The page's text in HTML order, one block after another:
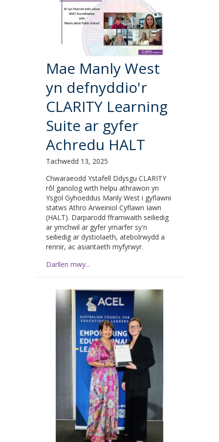
Mae Manly West
yn defnyddio'r
CLARITY Learning
Suite ar gyfer
Achredu HALT
Tachwedd 13, 2025
Chwaraeodd Ystafell Ddysgu CLARITY
rôl ganolog wrth helpu athrawon yn
Ysgol Gyhoeddus Manly West i gyflawni
statws Athro Arweiniol Cyflawn Iawn
(HALT). Darparodd fframwaith seiliedig
ar ymchwil ar gyfer ymarfer sy'n
seiliedig ar dystiolaeth, atebolrwydd a
rennir, ac asiantaeth myfyrwyr.
Darllen mwy...